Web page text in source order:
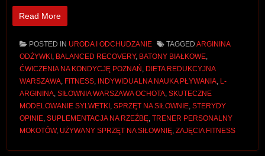
Read More
POSTED IN URODA I ODCHUDZANIE TAGGED ARGININA
ODŻYWKI , BALANCED RECOVERY, BATONY BIAŁKOWE,
ĆWICZENIA NA KONDYCJĘ POZNAŃ , DIETA REDUKCYJNA
WARSZAWA, FITNESS, INDYWIDUALNA NAUKA PŁYWANIA, L-
ARGININA, SIŁOWNIA WARSZAWA OCHOTA, SKUTECZNE
MODELOWANIE SYLWETKI , SPRZĘT NA SIŁOWNIE, STERYDY
OPINIE, SUPLEMENTACJA NA RZEŹBĘ, TRENER PERSONALNY
MOKOTÓW, UŻYWANY SPRZĘT NA SIŁOWNIĘ, ZAJĘCIA FITNESS